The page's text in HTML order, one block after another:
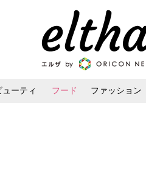
ューティ フード ファッション